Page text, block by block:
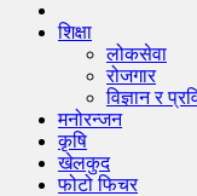
शिक्षा
लोकसेवा
रोजगार
विज्ञान र
मनोरन्जन
कृषि
खेलकुद
फोटो फिचर